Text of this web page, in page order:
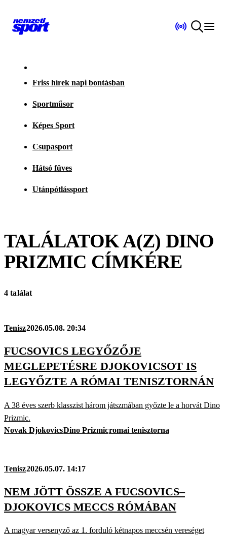
Friss hírek napi bontásban
Sportműsor
Képes Sport
Csupasport
Hátsó füves
Utánpótlássport
TALÁLATOK A(Z) DINO
PRIZMIC CÍMKÉRE
4 találat
Tenisz2026.05.08. 20:34
FUCSOVICS LEGYŐZŐJE
MEGLEPETÉSRE DJOKOVICSOT IS
LEGYŐZTE A RÓMAI TENISZTORNÁN
A 38 éves szerb klasszist három játszmában győzte le a horvát Dino
Prizmic.
Novak DjokovicsDino Prizmicromai tenisztorna
Tenisz2026.05.07. 14:17
NEM JÖTT ÖSSZE A FUCSOVICS–
DJOKOVICS MECCS RÓMÁBAN
A magyar versenyző az 1. forduló kétnapos meccsén vereséget